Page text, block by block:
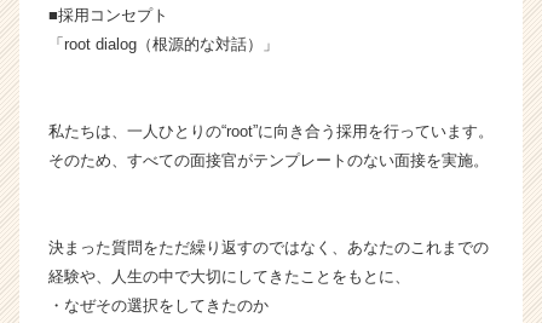
■採用コンセプト
「root dialog（根源的な対話）」
私たちは、一人ひとりの“root”に向き合う採用を行っています。
そのため、すべての面接官がテンプレートのない面接を実施。
決まった質問をただ繰り返すのではなく、あなたのこれまでの
経験や、人生の中で大切にしてきたことをもとに、
・なぜその選択をしてきたのか